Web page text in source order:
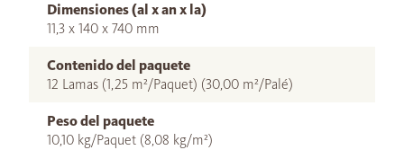
Dimensiones (al x an x la)
11,3 x 140 x 740 mm
Contenido del paquete
12 Lamas (1,25 m²/Paquet) (30,00 m²/Palé)
Peso del paquete
10,10 kg/Paquet (8,08 kg/m²)